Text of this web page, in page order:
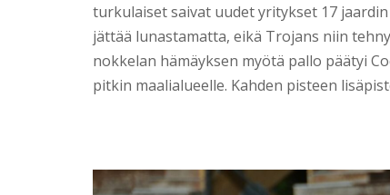
turkulaiset saivat uudet yritykset 17
jättää lunastamatta, eikä Trojans niin
nokkelan hämäyksen myötä pallo päätyi
pitkin maalialueelle. Kahden pisteen